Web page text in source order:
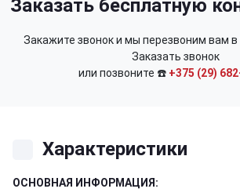
Заказать бесплатную
Закажите звонок и мы перезвоним вам в
Заказать звонок
или позвоните ☎️ +375 (29)
Характеристики
ОСНОВНАЯ ИНФОРМАЦИЯ: